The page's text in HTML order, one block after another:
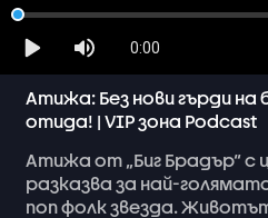
0:00
Атижа: Без нови гърди на
отида! | VIP зона Podcast
Атижа от „Биг Брадър“с
разказва за най-
попфолкзвезда.